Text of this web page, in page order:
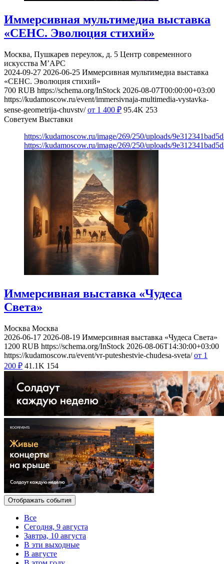
Иммерсивная мультимедиа выставка
«СЕНС. Эволюция стихий»
Москва, Пушкарев переулок, д. 5 Центр современного
искусства М’АРС
2024-09-27 2026-06-25 Иммерсивная мультимедиа выставка
«СЕНС. Эволюция стихий»
700 RUB https://schema.org/InStock 2026-08-07T00:00:00+03:00
https://kudamoscow.ru/event/immersivnaja-multimedia-vystavka-
sense-geometrija-chuvstv/ от 1 400 ₽ 95.4K 253
Советуем Выставки
https://kudamoscow.ru/image/269/250/uploads/
https://kudamoscow.ru/image/269/250/uploads/
Иммерсивная выставка «Чудеса
Света»
Москва Москва
2026-06-17 2026-08-19 Иммерсивная выставка «Чудеса Света»
1200 RUB https://schema.org/InStock 2026-08-06T14:30:00+03:00
https://kudamoscow.ru/event/vr-puteshestvie-chudesa-sveta/ от 1
200 ₽ 41.1K 154
Отображать события
Все
Сегодня, 9 августа
Завтра, 10 августа
В эти выходные
В августе